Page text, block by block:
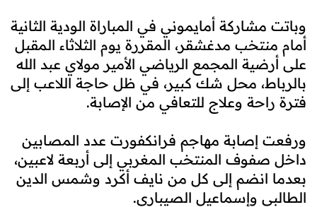
وباتت مشاركة أمايموني في المباراة الودية الثانية
أمام منتخب مدغشقر، المقررة يوم الثلاثاء المقبل
على أرضية المجمع الرياضي الأمير مولاي عبد الله
بالرباط، محل شك كبير، في ظل حاجة اللاعب إلى
فترة راحة وعلاج للتعافي من الإصابة.
ورفعت إصابة مهاجم فرانكفورت عدد المصابين
داخل صفوف المنتخب المغربي إلى أربعة لاعبين،
بعدما انضم إلى كل من نايف أكرد وشمس الدين
الطالبي وإسماعيل الصيباري.